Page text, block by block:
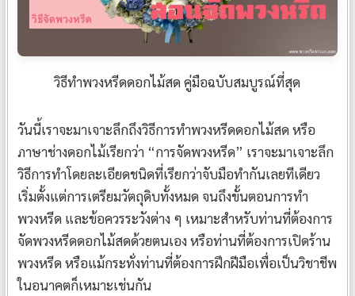
วิธีทำพวงหรีดดอกไม้สด คู่มือฉบับสมบูรณ์ที่สุด
วันนี้เราจะมาเจาะลึกถึงวิธีการทำพวงหรีดดอกไม้สด หรือ
ภาษาช่างดอกไม้เรียกว่า “การจัดพวงหรีด” เราจะมาเจาะลึก
วิธีการทำโดยละเอียดชนิดที่เรียกว่าจับมือทำกันเลยทีเดียว
เริ่มตั้งแต่การเตรียมวัตถุดิบทั้งหมด จนถึงขั้นตอนการทำ
พวงหรีด และข้อควรระวังต่าง ๆ เหมาะสำหรับท่านที่ต้องการ
จัดพวงหรีดดอกไม้สดด้วยตนเอง หรือท่านที่ต้องการเปิดร้าน
พวงหรีด หรือแม้กระทั่งท่านที่ต้องการฝึกฝีมือเพื่อเป็นวิชาชีพ
ในอนาคตก็เหมาะเช่นกัน